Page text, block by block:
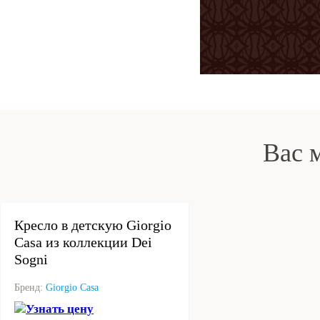
Вас
Кресло в детскую Giorgio
Casa из коллекции Dei
Sogni
Бренд: Giorgio Casa
Узнать цену